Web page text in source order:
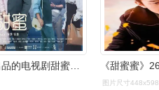
娱跃文化参与出品的电视剧甜蜜发布预告海清任重共同出演
图片尺寸448x598